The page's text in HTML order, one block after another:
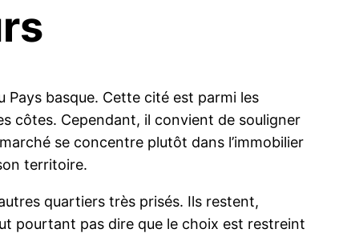
Pays basque. Cette cité est parmi les
côtes. Cependant, il convient de souligner
se concentre plutôt dans l’immobilier
territoire.
quartiers très prisés. Ils restent,
pourtant pas dire que le choix est restreint